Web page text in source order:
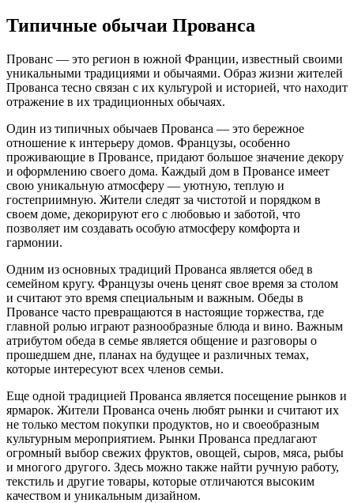
Типичные обычаи Прованса
Прованс — это регион в южной Франции, известный своими
уникальными традициями и обычаями. Образ жизни жителей
Прованса тесно связан с их культурой и историей, что находит
отражение в их традиционных обычаях.
Один из типичных обычаев Прованса — это бережное
отношение к интерьеру домов. Французы, особенно
проживающие в Провансе, придают большое значение декору
и оформлению своего дома. Каждый дом в Провансе имеет
свою уникальную атмосферу — уютную, теплую и
гостеприимную. Жители следят за чистотой и порядком в
своем доме, декорируют его с любовью и заботой, что
позволяет им создавать особую атмосферу комфорта и
гармонии.
Одним из основных традиций Прованса является обед в
семейном кругу. Французы очень ценят свое время за столом
и считают это время специальным и важным. Обеды в
Провансе часто превращаются в настоящие торжества, где
главной ролью играют разнообразные блюда и вино. Важным
атрибутом обеда в семье является общение и разговоры о
прошедшем дне, планах на будущее и различных темах,
которые интересуют всех членов семьи.
Еще одной традицией Прованса является посещение рынков и
ярмарок. Жители Прованса очень любят рынки и считают их
не только местом покупки продуктов, но и своеобразным
культурным мероприятием. Рынки Прованса предлагают
огромный выбор свежих фруктов, овощей, сыров, мяса, рыбы
и многого другого. Здесь можно также найти ручную работу,
текстиль и другие товары, которые отличаются высоким
качеством и уникальным дизайном.